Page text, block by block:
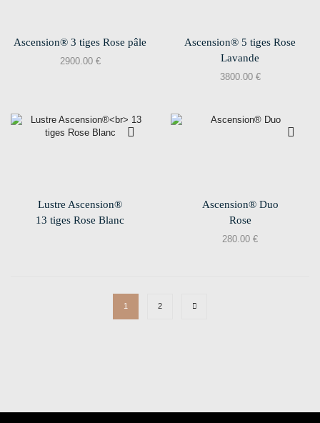
Ascension® 3 tiges Rose pâle
2900.00 €
Ascension® 5 tiges Rose
Lavande
3800.00 €
Lustre Ascension®
13 tiges Rose Blanc
Ascension® Duo
Rose
280.00 €
1 2